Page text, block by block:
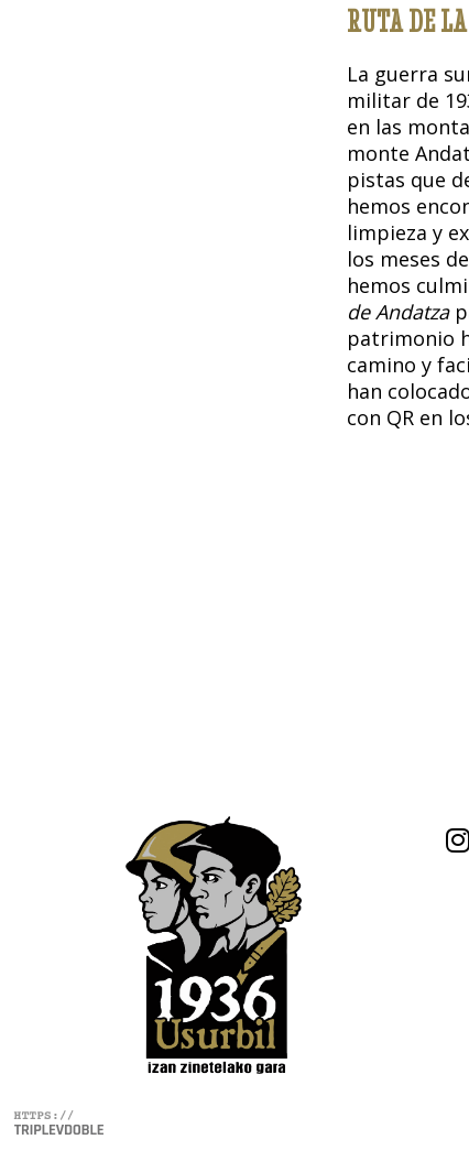
RUTA DE
La guerra
militar de
en las
monte
pistas que
hemos
limpieza y
los meses
hemos
de Andatza
patrimonio
camino y
han
con QR en